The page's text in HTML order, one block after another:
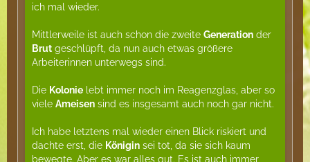
ich mal wieder.
Mittlerweile ist auch schon die zweite Generation der
Brut geschlüpft, da nun auch etwas größere
Arbeiterinnen unterwegs sind.
Die Kolonie lebt immer noch im Reagenzglas, aber so
viele Ameisen sind es insgesamt auch noch gar nicht.
Ich habe letztens mal wieder einen Blick riskiert und
dachte erst, die Königin sei tot, da sie sich kaum
bewegte. Aber es war alles gut. Es ist auch immer